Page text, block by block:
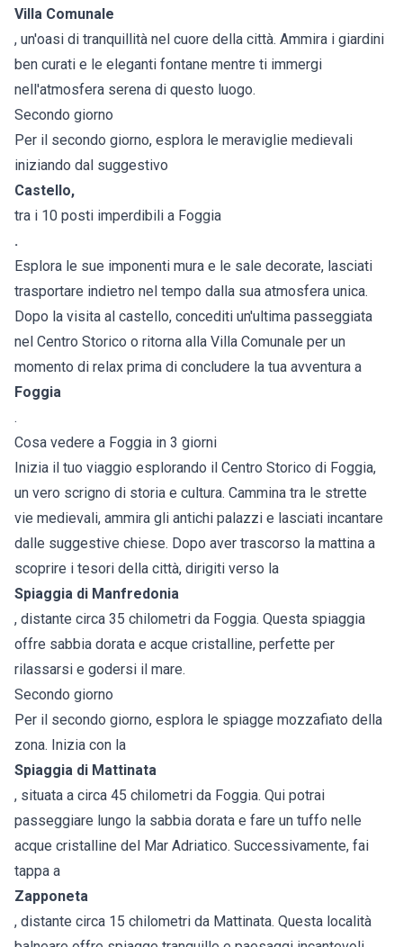
Villa Comunale
, un'oasi di tranquillità nel cuore della città. Ammira i giardini
ben curati e le eleganti fontane mentre ti immergi
nell'atmosfera serena di questo luogo.
Secondo giorno
Per il secondo giorno, esplora le meraviglie medievali
iniziando dal suggestivo
Castello,
tra i 10 posti imperdibili a Foggia
.
Esplora le sue imponenti mura e le sale decorate, lasciati
trasportare indietro nel tempo dalla sua atmosfera unica.
Dopo la visita al castello, concediti un'ultima passeggiata
nel Centro Storico o ritorna alla Villa Comunale per un
momento di relax prima di concludere la tua avventura a
Foggia
.
Cosa vedere a Foggia in 3 giorni
Inizia il tuo viaggio esplorando il Centro Storico di Foggia,
un vero scrigno di storia e cultura. Cammina tra le strette
vie medievali, ammira gli antichi palazzi e lasciati incantare
dalle suggestive chiese. Dopo aver trascorso la mattina a
scoprire i tesori della città, dirigiti verso la
Spiaggia di Manfredonia
, distante circa 35 chilometri da Foggia. Questa spiaggia
offre sabbia dorata e acque cristalline, perfette per
rilassarsi e godersi il mare.
Secondo giorno
Per il secondo giorno, esplora le spiagge mozzafiato della
zona. Inizia con la
Spiaggia di Mattinata
, situata a circa 45 chilometri da Foggia. Qui potrai
passeggiare lungo la sabbia dorata e fare un tuffo nelle
acque cristalline del Mar Adriatico. Successivamente, fai
tappa a
Zapponeta
, distante circa 15 chilometri da Mattinata. Questa località